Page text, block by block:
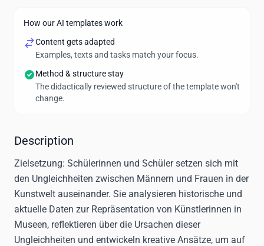
How our AI templates work
Content gets adapted
Examples, texts and tasks match your focus.
Method & structure stay
The didactically reviewed structure of the template won't
change.
Description
Zielsetzung: Schülerinnen und Schüler setzen sich mit
den Ungleichheiten zwischen Männern und Frauen in der
Kunstwelt auseinander. Sie analysieren historische und
aktuelle Daten zur Repräsentation von Künstlerinnen in
Museen, reflektieren über die Ursachen dieser
Ungleichheiten und entwickeln kreative Ansätze, um auf